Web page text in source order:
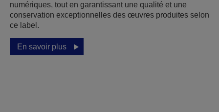
numériques, tout en garantissant une qualité et une
conservation exceptionnelles des œuvres produites selon
ce label.
En savoir plus